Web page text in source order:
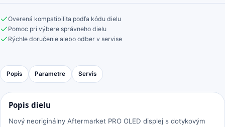
Overená kompatibilita podľa kódu dielu
Pomoc pri výbere správneho dielu
Rýchle doručenie alebo odber v servise
Popis Parametre Servis
Popis dielu
Nový neoriginálny Aftermarket PRO OLED displej s dotykovým